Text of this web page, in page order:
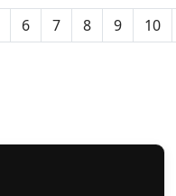
6 7 8 9 10